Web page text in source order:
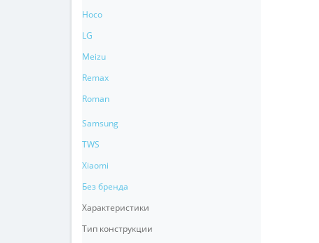
Hoco
LG
Meizu
Remax
Roman
Samsung
TWS
Xiaomi
Без бренда
Характеристики
Тип конструкции